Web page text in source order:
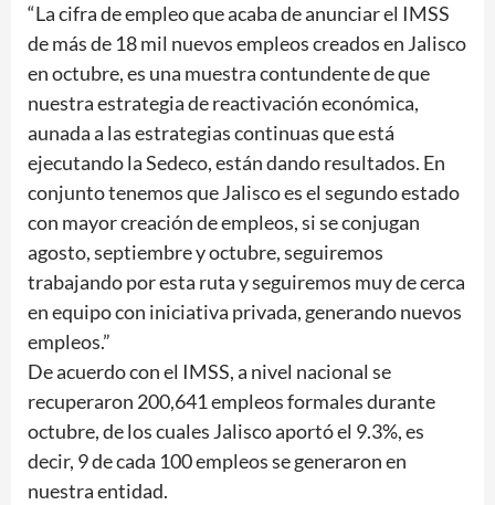
“La cifra de empleo que acaba de anunciar el IMSS
de más de 18 mil nuevos empleos creados en Jalisco
en octubre, es una muestra contundente de que
nuestra estrategia de reactivación económica,
aunada a las estrategias continuas que está
ejecutando la Sedeco, están dando resultados. En
conjunto tenemos que Jalisco es el segundo estado
con mayor creación de empleos, si se conjugan
agosto, septiembre y octubre, seguiremos
trabajando por esta ruta y seguiremos muy de cerca
en equipo con iniciativa privada, generando nuevos
empleos.”
De acuerdo con el IMSS, a nivel nacional se
recuperaron 200,641 empleos formales durante
octubre, de los cuales Jalisco aportó el 9.3%, es
decir, 9 de cada 100 empleos se generaron en
nuestra entidad.